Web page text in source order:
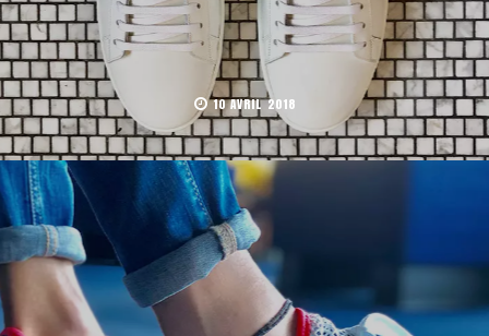
10 AVRIL 2018